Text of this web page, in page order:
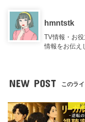
hmntstk
TV情報・お
情報をお伝え
NEW POST このラ
ド